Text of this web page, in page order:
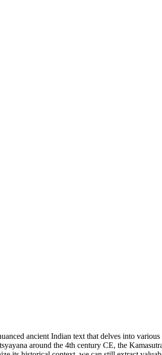
ancient Indian text that delves into
around the 4th century CE, the